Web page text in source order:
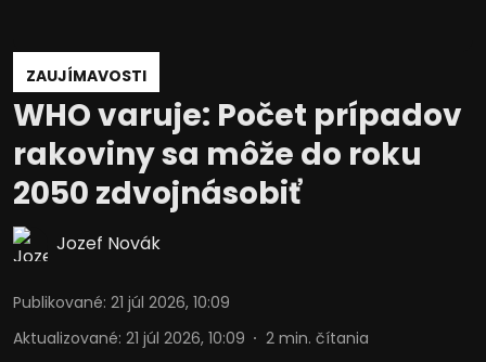
ZAUJÍMAVOSTI
WHO varuje: Počet prípadov
rakoviny sa môže do roku
2050 zdvojnásobiť
Jozef Novák
Publikované: 21 júl 2026, 10:09
Aktualizované: 21 júl 2026, 10:09 2 min. čítania